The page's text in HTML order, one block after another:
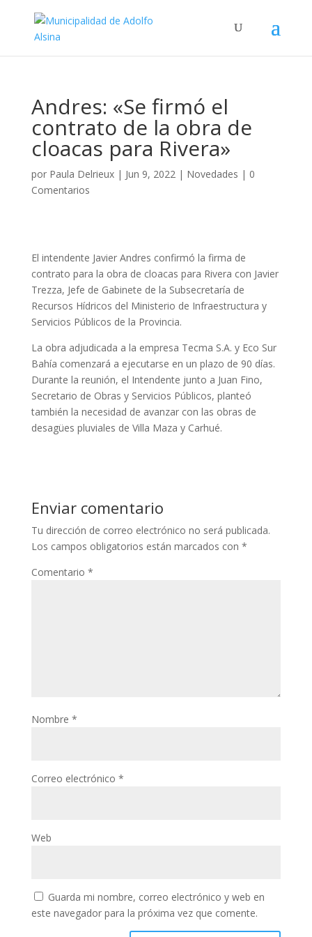
Andres: «Se firmó el
contrato de la obra de
cloacas para Rivera»
por Paula Delrieux| Jun 9, 2022| Novedades | 0
Comentarios
El intendente Javier Andres confirmó la firma de
contrato para la obra de cloacas para Rivera con Javier
Trezza, Jefe de Gabinete de la Subsecretaría de
Recursos Hídricos del Ministerio de Infraestructura y
Servicios Públicos de la Provincia.
La obra adjudicada a la empresa Tecma S.A. y Eco Sur
Bahía comenzará a ejecutarse en un plazo de 90 días.
Durante la reunión, el Intendente junto a Juan Fino,
Secretario de Obras y Servicios Públicos, planteó
también la necesidad de avanzar con las obras de
desagües pluviales de Villa Maza y Carhué.
Enviar comentario
Tu dirección de correo electrónico no será publicada.
Los campos obligatorios están marcados con *
Comentario *
Nombre *
Correo electrónico *
Web
Guarda mi nombre, correo electrónico y web en
este navegador para la próxima vez que comente.